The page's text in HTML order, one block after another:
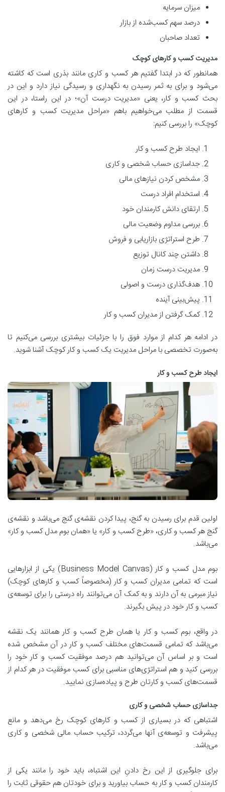
میزان سرمایه
درصد سهم کسب‌شده از بازار
تعداد صاحبان
مدیریت کسب و کارهای کوچک
همانطور که در ابتدا گفتیم هر کسب و کاری مانند بذری است که کاشته
می‌شود و برای به ثمر رسیدن به نگهداری و رسیدگی نیاز دارد و این در
بحث کسب و کار، یعنی «مدیریت درست آن»؛ در این راستا، در این
قسمت از مطلب می‌خواهیم باهم «مراحل مدیریت کسب و کارهای
کوچک» را بررسی کنیم:
ایجاد طرح کسب و کار
جداسازی حساب شخصی و کاری
مشخص کردن نیازهای مالی
استخدام افراد درست
ارتقای دانش کارمندان خود
بررسی مداوم وضعیت مالی
طرح استراتژی بازاریابی و فروش
داشتن چند کانال توزیع
مدیریت درست زمان
هدف‌گذاری درست و اصولی
پیش‌بینی آینده
کمک گرفتن از مدیران کسب و کار
در ادامه هر کدام از موارد فوق را با جزئیات بیشتری بررسی می‌کنیم تا
به‌صورت تخصصی با مراحل مدیریت یک کسب و کار کوچک آشنا شوید.
ایجاد طرح کسب و کار
اولین قدم برای رسیدن به گنج، پیدا کردن نقشه‌ی گنج می‌باشد و نقشه‌ی
گنج هر کسب و کاری، «طرح کسب و کار» یا «همان بوم مدل کسب و کار»
می‌باشد.
بوم مدل کسب و کار (Business Model Canvas) یکی از ابزارهایی
است که تمامی مدیران کسب و کار (مخصوصاً کسب و کارهای کوچک)
نیاز مبرمی به آن دارند و به کمک آن می‌توانند راه درستی را برای توسعه‌ی
کسب و کار خود در پیش بگیرند.
در واقع، بوم کسب و کار یا همان طرح کسب و کار همانند یک نقشه
می‌باشد که تمامی قسمت‌های مختلف کسب و کار در آن مشخص شده
است و بر اساس آن می‌توانید هم درصد موفقیت کسب و کار خود را
بررسی کنید و هم استراتژی‌های مناسبی برای کسب موفقیت در هر کدام از
قسمت‌های کسب و کارتان طرح و پیاده‌سازی نمایید.
جداسازی حساب شخصی و کاری
اشتباهی که در بسیاری از کسب و کارهای کوچک رخ می‌دهد و مانع
پیشرفت و توسعه‌ی آنها می‌گردد، ترکیب حساب مالی شخصی و کاری
می‌باشد.
برای جلوگیری از این رخ دادنِ این اشتباه، باید خود را مانند یکی از
کارمندان کسب و کار به حساب بیاورید و برای خودتان هم حقوقی ثابت را